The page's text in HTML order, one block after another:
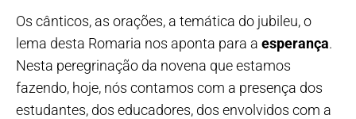
Os cânticos, as orações, a temática do jubileu, o
lema desta Romaria nos aponta para a esperança.
Nesta peregrinação da novena que estamos
fazendo, hoje, nós contamos com a presença dos
estudantes, dos educadores, dos envolvidos com a